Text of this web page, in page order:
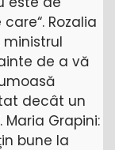
Rozalia
ministrul
de a vă
decât un
Grapini:
bune la